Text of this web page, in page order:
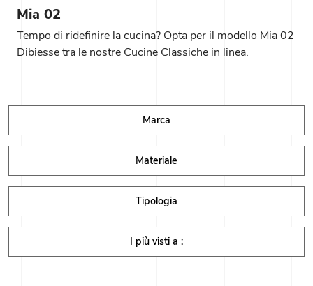
Mia 02
Tempo di ridefinire la cucina? Opta per il modello Mia 02
Dibiesse tra le nostre Cucine Classiche in linea.
Marca
Materiale
Tipologia
I più visti a :